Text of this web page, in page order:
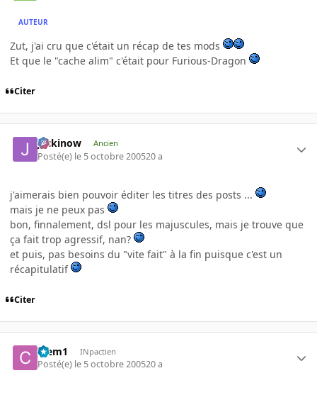
AUTEUR
Zut, j'ai cru que c'était un récap de tes mods
Et que le "cache alim" c'était pour Furious-Dragon
Citer
jackinow Ancien
Posté(e) le 5 octobre 200520 a
j'aimerais bien pouvoir éditer les titres des posts ...
mais je ne peux pas
bon, finnalement, dsl pour les majuscules, mais je trouve que
ça fait trop agressif, nan?
et puis, pas besoins du "vite fait" à la fin puisque c'est un
récapitulatif
Citer
Clem1 INpactien
Posté(e) le 5 octobre 200520 a